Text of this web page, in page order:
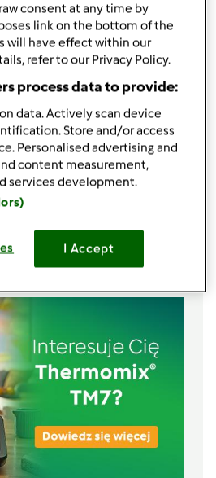
Stwórz wariant
Lista zakupów
consent at any time by
link on the bottom of the
will have effect within our
refer to our Privacy Policy.
process data to provide:
data. Actively scan device
Store and/or access
Personalised advertising and
content measurement,
services development.
I Accept